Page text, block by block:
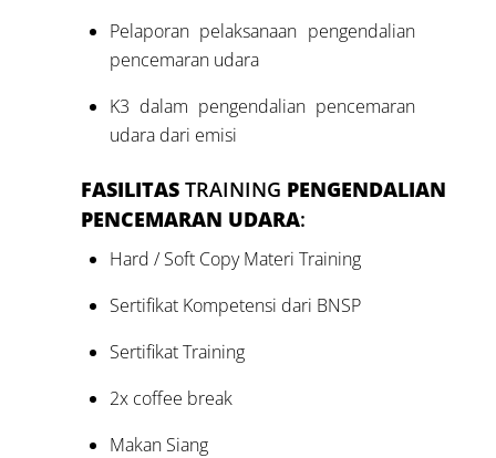
Pelaporan pelaksanaan pengendalian
pencemaran udara
K3 dalam pengendalian pencemaran
udara dari emisi
FASILITASTRAINING PENGENDALIAN
PENCEMARAN UDARA:
Hard / Soft Copy Materi Training
Sertifikat Kompetensi dari BNSP
Sertifikat Training
2x coffee break
Makan Siang